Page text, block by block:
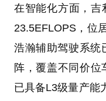
在智能化方面，吉
23.5EFLOPS，位
浩瀚辅助驾驶系统
阵，覆盖不同价
已具备L3级量产能